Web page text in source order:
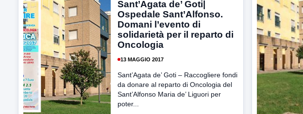
Sant’Agata de’ Goti|
Ospedale Sant’Alfonso.
Domani l’evento di
solidarietà per il reparto di
Oncologia
13 MAGGIO 2017
Sant’Agata de’ Goti – Raccogliere fondi
da donare al reparto di Oncologia del
Sant’Alfonso Maria de’ Liguori per
poter...